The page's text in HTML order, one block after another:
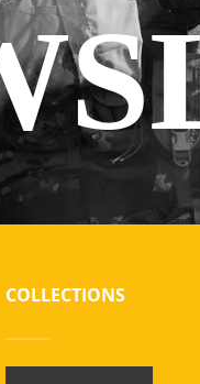
COLLECTIONS